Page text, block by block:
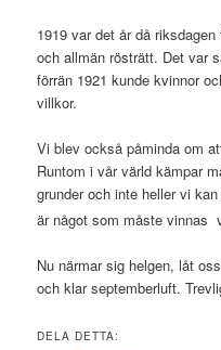
1919 var det år då
och allmän rösträtt. Det var
förrän 1921 kunde kvinnor
villkor.
Vi blev också påminda om
Runtom i vår värld kämpar
grunder och inte heller vi
är något som måste vinnas
Nu närmar sig helgen, låt
och klar septemberluft.
DELA DETTA: